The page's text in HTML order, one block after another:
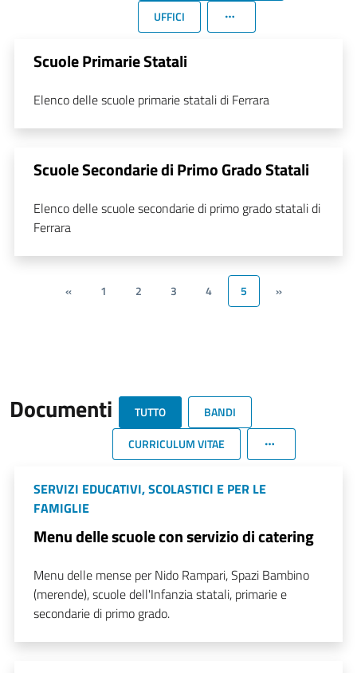
UFFICI
Scuole Primarie Statali
Elenco delle scuole primarie statali di Ferrara
Scuole Secondarie di Primo Grado Statali
Elenco delle scuole secondarie di primo grado statali di
Ferrara
« 1 2 3 4 5 »
Documenti TUTTO
BANDI
CURRICULUM VITAE
SERVIZI EDUCATIVI, SCOLASTICI E PER LE
FAMIGLIE
Menu delle scuole con servizio di catering
Menu delle mense per Nido Rampari, Spazi Bambino
(merende), scuole dell'Infanzia statali, primarie e
secondarie di primo grado.